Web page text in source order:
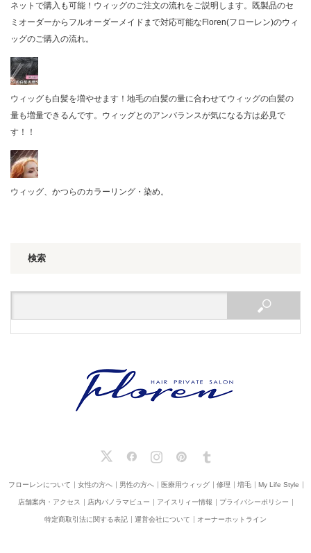
ネットで購入も可能！ウィッグのご注文の流れをご説明します。既製品のセ
ミオーダーからフルオーダーメイドまで対応可能なFloren(フローレン)のウィ
ッグのご購入の流れ。
ウィッグも白髪を増やせます！地毛の白髪の量に合わせてウィッグの白髪の
量も増量できるんです。ウィッグとのアンバランスが気になる方は必見で
す！！
ウィッグ、かつらのカラーリング・染め。
検索
FacebookInstagramPinterest
フローレンについて 女性の方へ 男性の方へ 医療用ウィッグ 修理 増毛 My Life Style
店舗案内・アクセス 店内パノラマビュー アイスリィー情報 プライバシーポリシー
特定商取引法に関する表記 運営会社について オーナーホットライン